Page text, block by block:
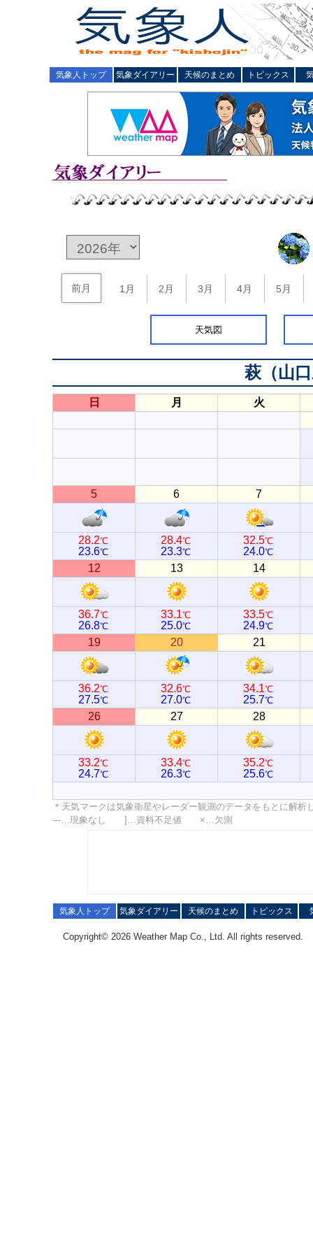
気象人トップ 気象ダイアリー 天候のまとめ トピックス
前月 1月 2月 3月 4月 5月
天気図
萩（山
日 月 火
5 6 7
28.2℃
23.6℃
28.4℃
23.3℃
32.5℃
24.0℃
12 13 14
36.7℃
26.8℃
33.1℃
25.0℃
33.5℃
24.9℃
19 20 21
36.2℃
27.5℃
32.6℃
27.0℃
34.1℃
25.7℃
26 27 28
33.2℃
24.7℃
33.4℃
26.3℃
35.2℃
25.6℃
＊天気マークは気象衛星やレーダー観測のデータをもとに解
---…現象なし ]…資料不足値 ×…欠測
気象人トップ 気象ダイアリー 天候のまとめ トピックス
Copyright© 2026 Weather Map Co., Ltd. All rights reserved.